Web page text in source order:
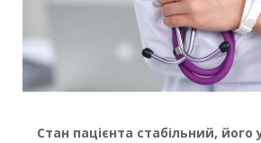
Стан пацієнта стабільний,